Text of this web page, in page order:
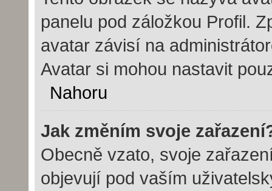
panelu pod záložkou Profil.
avatar závisí na
Avatar si mohou nastavit
Nahoru
Jak změním svoje
Obecně vzato, svoje
objevují pod vaším